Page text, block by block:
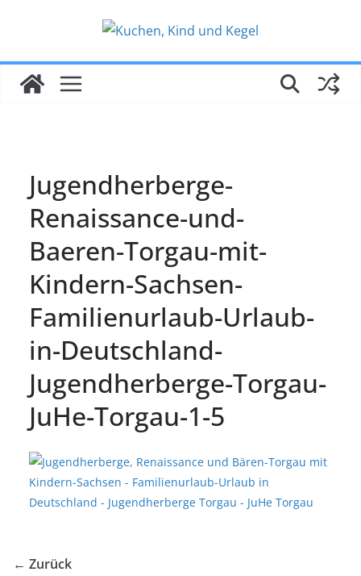
Jugendherberge-
Renaissance-und-
Baeren-Torgau-mit-
Kindern-Sachsen-
Familienurlaub-Urlaub-
in-Deutschland-
Jugendherberge-Torgau-
JuHe-Torgau-1-5
← Zurück